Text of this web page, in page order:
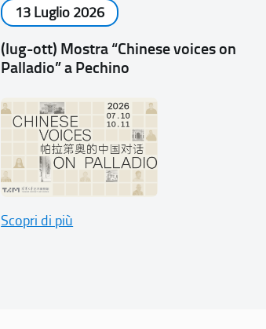
13 Luglio 2026
(lug-ott) Mostra “Chinese voices on
Palladio” a Pechino
Scopri di più